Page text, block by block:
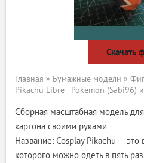
Скачать
Главная » Бумажные модели »
Pikachu Libre - Pokemon (Sabi96)
Сборная масштабная модель
картона своими руками
Название: Cosplay Pikachu — это
которого можно одеть в пять